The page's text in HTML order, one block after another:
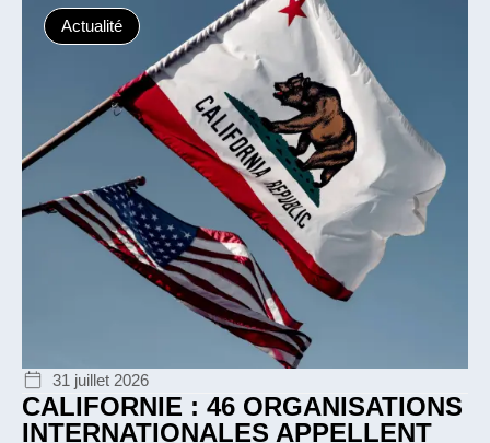
Actualité
31 juillet 2026
CALIFORNIE : 46 ORGANISATIONS
INTERNATIONALES APPELLENT